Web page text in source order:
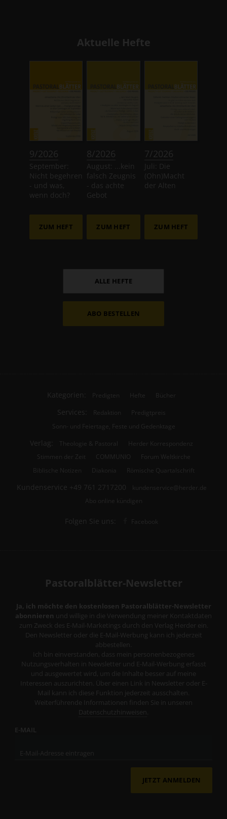
Aktuelle Hefte
9/2026
September:
Nicht begehren
- und was,
wenn doch?
ZUM HEFT
8/2026
August: ...kein
falsch Zeugnis
- das achte
Gebot
ZUM HEFT
7/2026
Juli: Die
(Ohn)Macht
der Alten
ZUM HEFT
ALLE HEFTE
ABO BESTELLEN
Kategorien: Predigten Hefte Bücher
Services: Redaktion
Predigtpreis
Sonn- und Feiertage, Feste und Gedenktage
Verlag: Theologie & Pastoral
Herder Korrespondenz
Stimmen der Zeit
COMMUNIO
Forum Weltkirche
Biblische Notizen
Diakonia Römische Quartalschrift
Kundenservice +49 761 2717200
kundenservice@herder.de
Abo online kündigen
Folgen Sie uns: Facebook
Pastoralblätter-Newsletter
Ja, ich möchte den kostenlosen Pastoralblätter-Newsletter
abonnieren und willige in die Verwendung meiner Kontaktdaten
zum Zweck des E-Mail-Marketings durch den Verlag Herder ein.
Den Newsletter oder die E-Mail-Werbung kann ich jederzeit
abbestellen.
Ich bin einverstanden, dass mein personenbezogenes
Nutzungsverhalten in Newsletter und E-Mail-Werbung erfasst
und ausgewertet wird, um die Inhalte besser auf meine
Interessen auszurichten. Über einen Link in Newsletter oder E-
Mail kann ich diese Funktion jederzeit ausschalten.
Weiterführende Informationen finden Sie in unseren
Datenschutzhinweisen
E-MAIL
JETZT ANMELDEN